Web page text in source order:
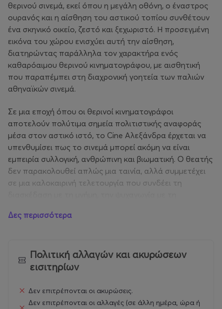
θερινού σινεμά, εκεί όπου η μεγάλη οθόνη, ο έναστρος
ουρανός και η αίσθηση του αστικού τοπίου συνθέτουν
ένα σκηνικό οικείο, ζεστό και ξεχωριστό. Η προσεγμένη
εικόνα του χώρου ενισχύει αυτή την αίσθηση,
διατηρώντας παράλληλα τον χαρακτήρα ενός
καθαρόαιμου θερινού κινηματογράφου, με αισθητική
που παραπέμπει στη διαχρονική γοητεία των παλιών
αθηναϊκών σινεμά.
Σε μια εποχή όπου οι θερινοί κινηματογράφοι
αποτελούν πολύτιμα σημεία πολιτιστικής αναφοράς
μέσα στον αστικό ιστό, το Cine Αλεξάνδρα έρχεται να
υπενθυμίσει πως το σινεμά μπορεί ακόμη να είναι
εμπειρία συλλογική, ανθρώπινη και βιωματική. Ο θεατής
δεν παρακολουθεί απλώς μια ταινία, αλλά συμμετέχει
σε μια καλοκαιρινή τελετουργία που συνδέει τη
πόλης.
την ιδιαίτερη ατμόσφαιρα του θερινού σινεμά, βρίσκουν
στο Cine Αλεξάνδρα έναν χώρο που φιλοδοξεί να
ταινίες με ανάλαφρη καλοκαιρινή αύρα μέχρι επιλογές
για πιο απαιτητικούς σινεφίλ, το πρόγραμμά του
Δες περισσότερα
Πολιτική αλλαγών και ακυρώσεων
εισιτηρίων
Δεν επιτρέπονται οι ακυρώσεις.
Δεν επιτρέπονται οι αλλαγές (σε άλλη ημέρα, ώρα ή